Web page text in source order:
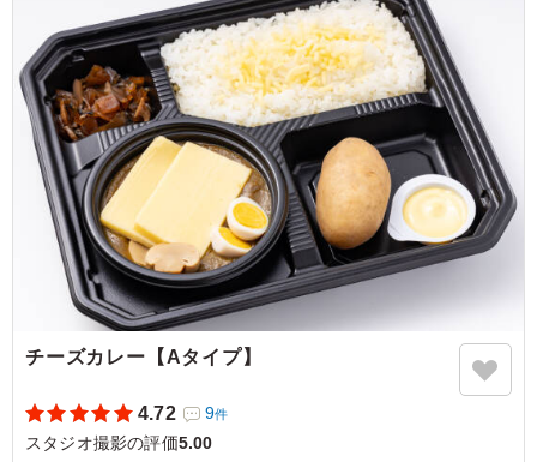
ちょうど良く、大変満足しております。温かい状態でいた
だくことができればより一層良かったなぁと思いました。
ご利用シーン：ロケ・撮影›スタジオ撮影
東京都墨田区本所2025/12/19
チーズカレー【Aタイプ】
4.72 9件
スタジオ撮影の評価5.00